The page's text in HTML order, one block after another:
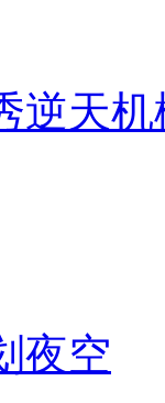
逆天机
夜空